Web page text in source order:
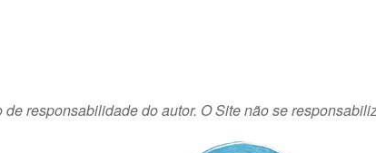
responsabilidade do autor. O Site não se